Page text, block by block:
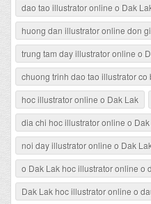
dao tao illustrator online o Dak
huong dan illustrator online don
trung tam day illustrator online o
chuong trinh dao tao illustrator
hoc illustrator online o Dak Lak
dia chi hoc illustrator online o
noi day illustrator online o Dak
o Dak Lak hoc illustrator online o
Dak Lak hoc illustrator online o